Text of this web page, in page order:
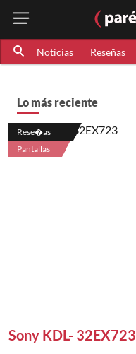
Noticias Reseñas
Lo más reciente
Rese�as
Pantallas
Sony KDL- 32EX723